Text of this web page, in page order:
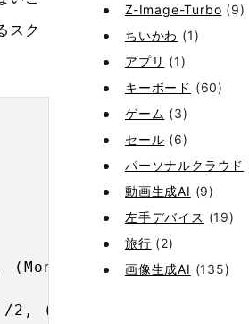
スク
-
(MonitorDBottom -
Z-Image-Turbo (9)
ちいかわ (1)
アプリ (1)
キーボード (60)
ゲーム (3)
セール (6)
パーソナルクラウド
動画生成AI (9)
左手デバイス (19)
旅行 (2)
画像生成AI (135)